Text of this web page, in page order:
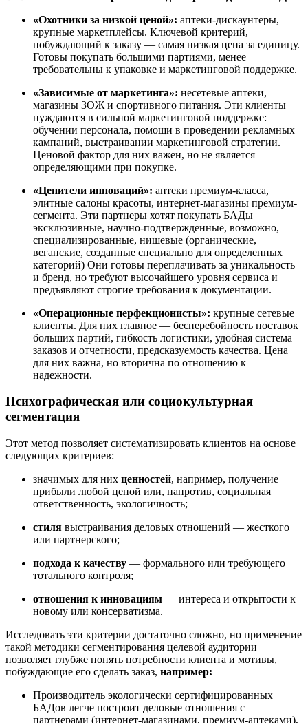
«Охотники за низкой ценой»: аптеки-дискаунтеры,
крупные маркетплейсы. Ключевой критерий,
побуждающий к заказу — самая низкая цена за единицу.
Готовы покупать большими партиями, менее
требовательны к упаковке и маркетинговой поддержке.
«Зависимые от маркетинга»: несетевые аптеки,
магазины ЗОЖ и спортивного питания. Эти клиенты
нуждаются в сильной маркетинговой поддержке:
обучении персонала, помощи в проведении рекламных
кампаний, выстраивании маркетинговой стратегии.
Ценовой фактор для них важен, но не является
определяющими при покупке.
«Ценители инноваций»: аптеки премиум-класса,
элитные салоны красоты, интернет-магазины премиум-
сегмента. Эти партнеры хотят покупать БАДы
эксклюзивные, научно-подтвержденные, возможно,
специализированные, нишевые (органические,
веганские, созданные специально для определенных
категорий) Они готовы переплачивать за уникальность
и бренд, но требуют высочайшего уровня сервиса и
предъявляют строгие требования к документации.
«Операционные перфекционисты»: крупные сетевые
клиенты. Для них главное — бесперебойность поставок
больших партий, гибкость логистики, удобная система
заказов и отчетности, предсказуемость качества. Цена
для них важна, но вторична по отношению к
надежности.
Психографическая или социокультурная
сегментация
Этот метод позволяет систематизировать клиентов на основе
следующих критериев:
значимых для них ценностей, например, получение
прибыли любой ценой или, напротив, социальная
ответственность, экологичность;
стиля выстраивания деловых отношений — жесткого
или партнерского;
подхода к качеству — формального или требующего
тотального контроля;
отношения к инновациям — интереса и открытости к
новому или консерватизма.
Исследовать эти критерии достаточно сложно, но применение
такой методики сегментирования целевой аудитории
позволяет глубже понять потребности клиента и мотивы,
побуждающие его сделать заказ, например:
Производитель экологически сертифицированных
БАДов легче построит деловые отношения с
партнерами (интернет-магазинами, премиум-аптеками),